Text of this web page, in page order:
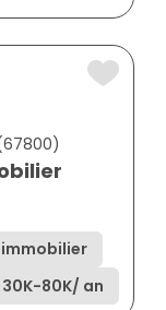
30K-80K/ an